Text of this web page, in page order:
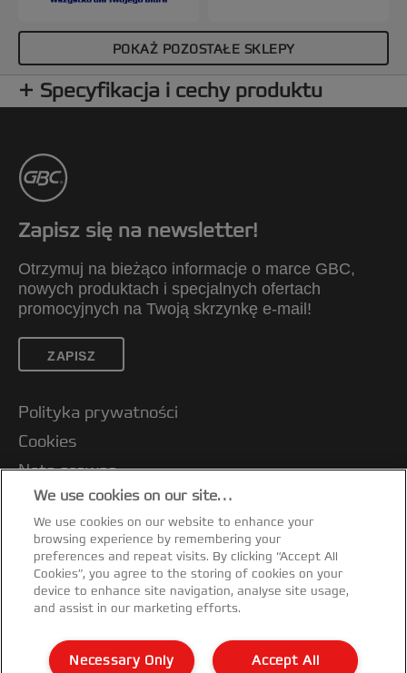
POKAŻ POZOSTAŁE SKLEPY
Specyfikacja i cechy produktu
Zapisz się na newsletter!
Otrzymuj na bieżąco informacje o marce GBC,
nowych produktach i specjalnych ofertach
promocyjnych na Twoją skrzynkę e-mail!
ZAPISZ
Polityka prywatności
Cookies
Nota prawna
Wydawca strony internetowej
Zarządzaj moimi danymi
Wsparcie klienta
Warunki gwarancji
Wytyczne dotyczące recyklingu opakowań
Certyfikat zgodności
We use cookies on our site…
We use cookies on our website to enhance your
browsing experience by remembering your
preferences and repeat visits. By clicking “Accept All
Cookies”, you agree to the storing of cookies on your
device to enhance site navigation, analyse site usage,
and assist in our marketing efforts.
Accept All
Necessary Only